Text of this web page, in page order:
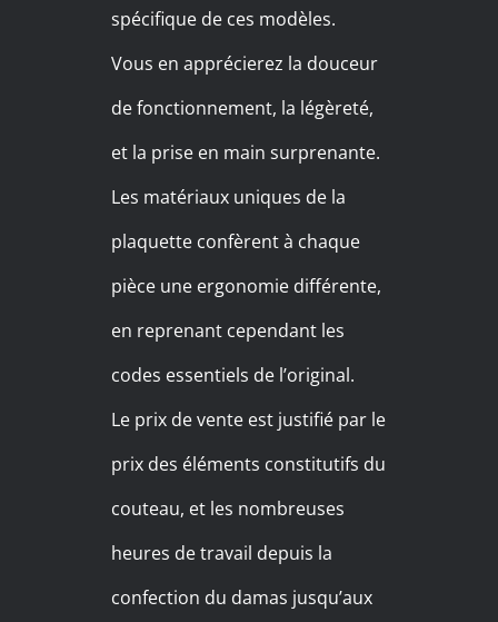
spécifique de ces modèles.
Vous en apprécierez la douceur
de fonctionnement, la légèreté,
et la prise en main surprenante.
Les matériaux uniques de la
plaquette confèrent à chaque
pièce une ergonomie différente,
en reprenant cependant les
codes essentiels de l’original.
Le prix de vente est justifié par le
prix des éléments constitutifs du
couteau, et les nombreuses
heures de travail depuis la
confection du damas jusqu’aux